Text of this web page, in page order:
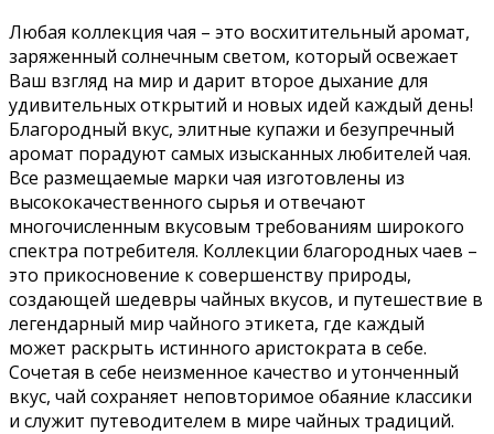
Любая коллекция чая – это восхитительный аромат,
заряженный солнечным светом, который освежает
Ваш взгляд на мир и дарит второе дыхание для
удивительных открытий и новых идей каждый день!
Благородный вкус, элитные купажи и безупречный
аромат порадуют самых изысканных любителей чая.
Все размещаемые марки чая изготовлены из
высококачественного сырья и отвечают
многочисленным вкусовым требованиям широкого
спектра потребителя. Коллекции благородных чаев –
это прикосновение к совершенству природы,
создающей шедевры чайных вкусов, и путешествие в
легендарный мир чайного этикета, где каждый
может раскрыть истинного аристократа в себе.
Сочетая в себе неизменное качество и утонченный
вкус, чай сохраняет неповторимое обаяние классики
и служит путеводителем в мире чайных традиций.